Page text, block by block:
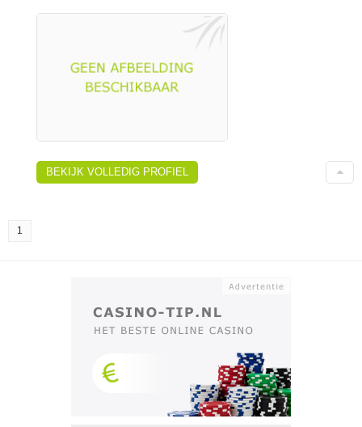
BEKIJK VOLLEDIG PROFIEL
1